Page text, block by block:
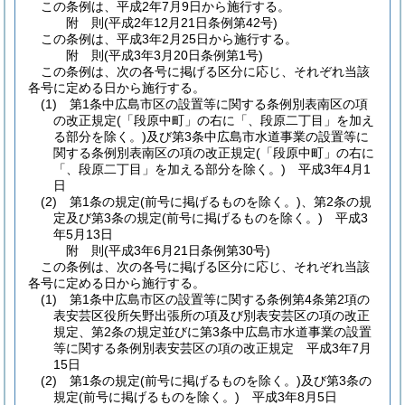
この条例は、平成2年7月9日から施行する。
附 則(平成2年12月21日条例第42号)
この条例は、平成3年2月25日から施行する。
附 則(平成3年3月20日条例第1号)
この条例は、次の各号に掲げる区分に応じ、それぞれ当該
各号に定める日から施行する。
(1)
第1条中広島市区の設置等に関する条例別表南区の項
の改正規定(「段原中町」の右に「、段原二丁目」を加え
る部分を除く。)及び第3条中広島市水道事業の設置等に
関する条例別表南区の項の改正規定(「段原中町」の右に
「、段原二丁目」を加える部分を除く。) 平成3年4月1
日
(2)
第1条の規定(前号に掲げるものを除く。) 、第2条の規
定及び第3条の規定(前号に掲げるものを除く。) 平成3
年5月13日
附 則(平成3年6月21日条例第30号)
この条例は、次の各号に掲げる区分に応じ、それぞれ当該
各号に定める日から施行する。
(1)
第1条中広島市区の設置等に関する条例第4条第2項の
表安芸区役所矢野出張所の項及び別表安芸区の項の改正
規定、第2条の規定並びに第3条中広島市水道事業の設置
等に関する条例別表安芸区の項の改正規定 平成3年7月
15日
(2)
第1条の規定(前号に掲げるものを除く。)及び第3条の
規定(前号に掲げるものを除く。) 平成3年8月5日